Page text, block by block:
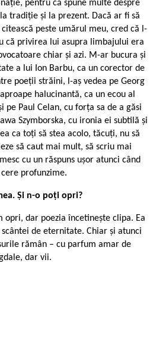
pentru că spune multe despre
tradiție și la prezent. Dacă ar fi să
peste umărul meu, cred că l-
că privirea lui asupra limbajului era
chiar și azi. M-ar bucura și
a lui Ion Barbu, ca un corector de
poeții străini, l-aș vedea pe Georg
halucinantă, ca un ecou al
Paul Celan, cu forța sa de a găsi
Szymborska, cu ironia ei subtilă și
ca toți să stea acolo, tăcuți, nu să
să caut mai mult, să scriu mai
cu un răspuns ușor atunci când
cere profunzime.
Și n-o poți opri?
opri, dar poezia încetinește clipa. Ea
de eternitate. Chiar și atunci
rămân – cu parfum amar de
dar vii.